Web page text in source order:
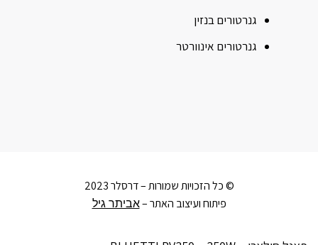
גנרטורים בנזין
גנרטורים אינוורטר
© כל הזכויות שמורות – דרסלר 2023
פיתוח ועיצוב האתר –אביתר גיל